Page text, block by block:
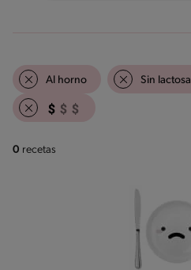
Al horno Sin lactosa
0 recetas